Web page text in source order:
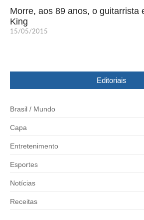
Morre, aos 89 anos, o guitarrista
King
15/05/2015
Editoriais
Brasil / Mundo
Capa
Entretenimento
Esportes
Notícias
Receitas